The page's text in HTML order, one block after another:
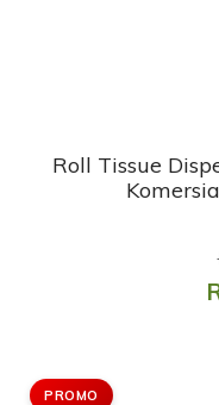
Roll Tissue
PROMO